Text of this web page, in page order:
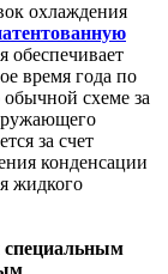
охлаждения
обеспечивает
время года по
схеме за
за счет
конденсации
жидкого
специальным